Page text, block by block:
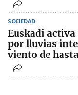
SOCIEDAD
Euskadi
por lluvias
viento de